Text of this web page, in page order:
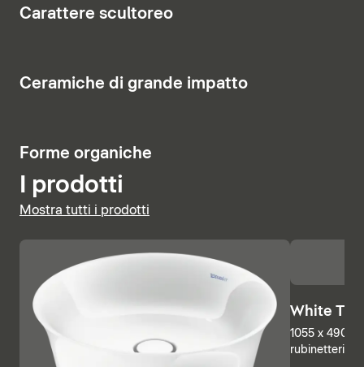
Visualizza le basi sottolavabo
costituisce un elemento di richiamo visivo.
8
Carattere scultoreo
6
Ceramiche di grande impatto
5
Forme organiche
I prodotti
Mostra tutti i prodotti
White
1055 x 490
rubinetteria,